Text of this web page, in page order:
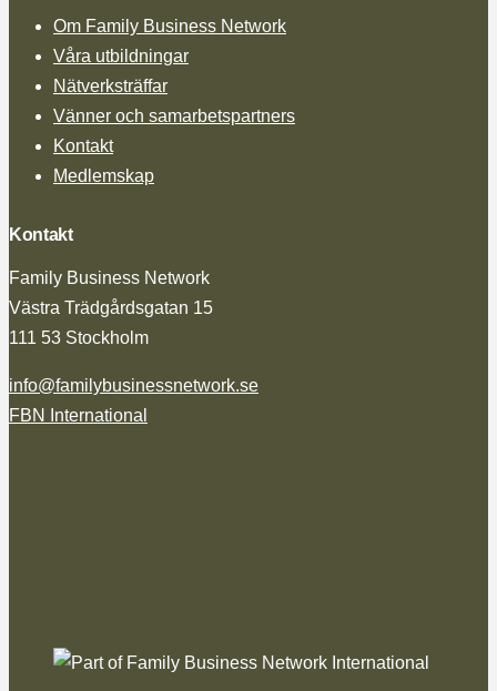
Om Family Business Network
Våra utbildningar
Nätverksträffar
Vänner och samarbetspartners
Kontakt
Medlemskap
Kontakt
Family Business Network
Västra Trädgårdsgatan 15
111 53 Stockholm
info@familybusinessnetwork.se
FBN International